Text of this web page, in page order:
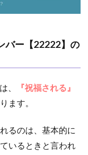
バー【22222】の
、
『祝福される』
ます。
るのは、基本的に
いるときと言われ